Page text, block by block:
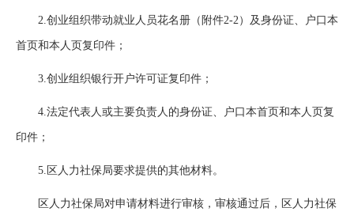
2.创业组织带动就业人员花名册（附件2-2）及身份证、户口本
首页和本人页复印件；
3.创业组织银行开户许可证复印件；
4.法定代表人或主要负责人的身份证、户口本首页和本人页复
印件；
5.区人力社保局要求提供的其他材料。
区人力社保局对申请材料进行审核，审核通过后，区人力社保